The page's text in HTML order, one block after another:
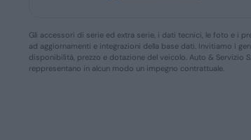
Gli accessori di serie ed extra serie, i dati tecnici, le foto e i
ad aggiornamenti e integrazioni della base dati. Invitiamo i
disponibilità, prezzo e dotazione del veicolo. Auto & Servizio
reppresentano in alcun modo un impegno contrattuale.